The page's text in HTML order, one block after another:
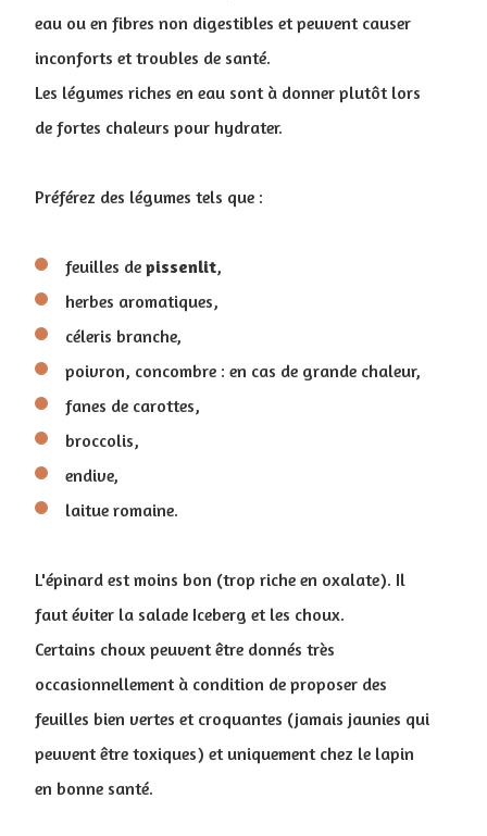
eau ou en fibres non digestibles et peuvent causer
inconforts et troubles de santé.
Les légumes riches en eau sont à donner plutôt lors
de fortes chaleurs pour hydrater.
Préférez des légumes tels que :
feuilles de pissenlit,
herbes aromatiques,
céleris branche,
poivron, concombre : en cas de grande chaleur,
fanes de carottes,
broccolis,
endive,
laitue romaine.
L'épinard est moins bon (trop riche en oxalate). Il
faut éviter la salade Iceberg et les choux.
Certains choux peuvent être donnés très
occasionnellement à condition de proposer des
feuilles bien vertes et croquantes (jamais jaunies qui
peuvent être toxiques) et uniquement chez le lapin
en bonne santé.